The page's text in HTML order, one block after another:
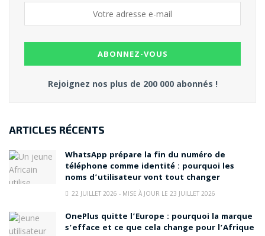
Rejoignez nos plus de 200 000 abonnés !
ARTICLES RÉCENTS
WhatsApp prépare la fin du numéro de
téléphone comme identité : pourquoi les
noms d’utilisateur vont tout changer
22 JUILLET 2026 - MISE À JOUR LE 23 JUILLET 2026
OnePlus quitte l’Europe : pourquoi la marque
s’efface et ce que cela change pour l’Afrique